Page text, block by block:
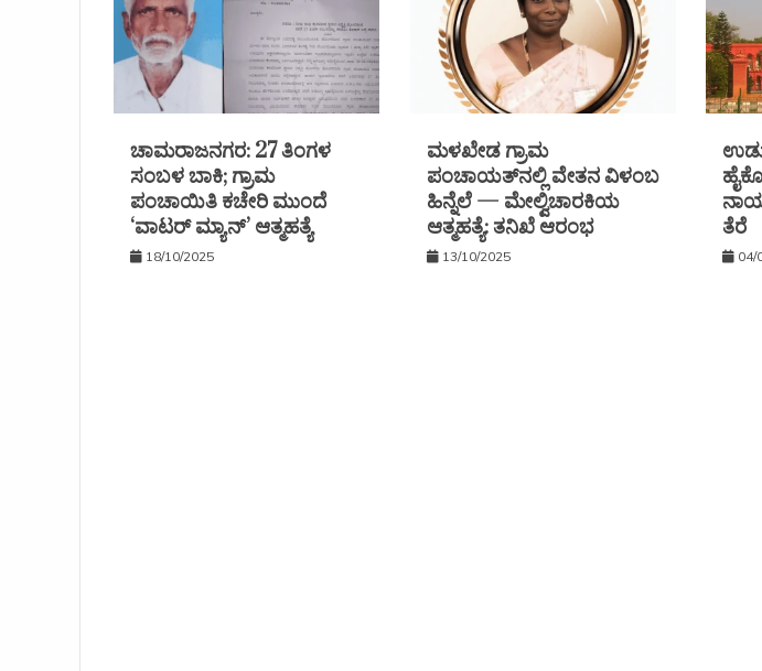
ಚಾಮರಾಜನಗರ: 27 ತಿಂಗಳ
ಸಂಬಳ ಬಾಕಿ; ಗ್ರಾಮ
ಪಂಚಾಯಿತಿ ಕಚೇರಿ ಮುಂದೆ
‘ವಾಟರ್ ಮ್ಯಾನ್’ ಆತ್ಮಹತ್ಯೆ
18/10/2025
ಮಳಖೇಡ ಗ್ರಾಮ
ಪಂಚಾಯತ್‌ನಲ್ಲಿ ವೇತನ ವಿಳಂಬ
ಹಿನ್ನೆಲೆ — ಮೇಲ್ವಿಚಾರಕಿಯ
ಆತ್ಮಹತ್ಯೆ: ತನಿಖೆ ಆರಂಭ
13/10/2025
ತೆರೆ
04/